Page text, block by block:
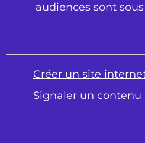
audiences sont
Créer un site
Signaler un